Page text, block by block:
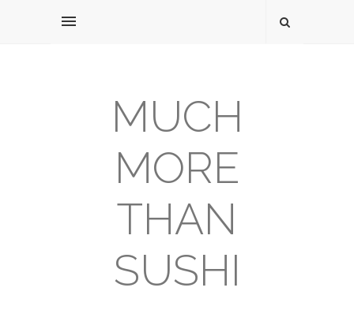
MUCH
MORE
THAN
SUSHI